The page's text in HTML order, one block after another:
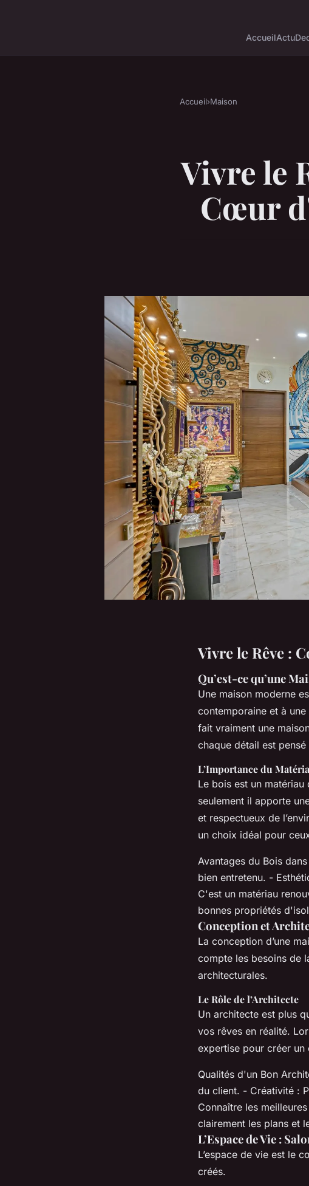
AccueilActu
Accueil›Maison
Vivre le
Cœur
Vivre le Rêve :
Qu’est-ce qu’une
Une maison moderne
contemporaine et à
fait vraiment une
chaque détail est
L’Importance du
Le bois est un
seulement il apporte
et respectueux de
un choix idéal pour
Avantages du Bois
bien entretenu. -
C'est un matériau
bonnes propriétés
Conception et
La conception d’une
compte les besoins de
architecturales.
Le Rôle de l’Architecte
Un architecte est plus
vos rêves en réalité.
expertise pour créer
Qualités d'un Bon
du client. - Créativité :
Connaître les
clairement les plans et
L’Espace de Vie :
L’espace de vie est le
créés.